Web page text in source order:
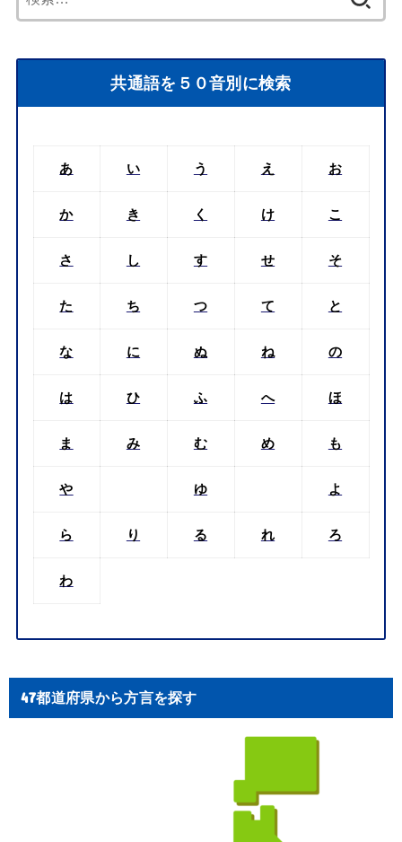
索:
共通語を５０音別に検索
あ い う え お
か き く け こ
さ し す せ そ
た ち つ て と
な に ぬ ね の
は ひ ふ へ ほ
ま み む め も
や ゆ よ
ら り る れ ろ
わ
47都道府県から方言を探す